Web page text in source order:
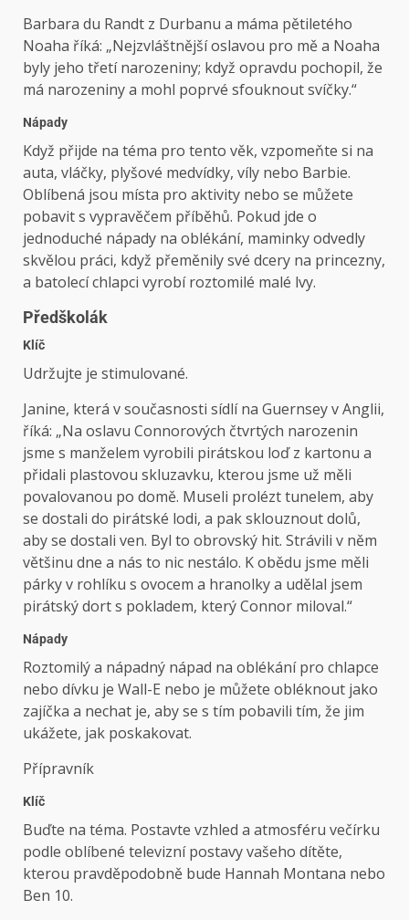
Barbara du Randt z Durbanu a máma pětiletého
Noaha říká: „Nejzvláštnější oslavou pro mě a Noaha
byly jeho třetí narozeniny; když opravdu pochopil, že
má narozeniny a mohl poprvé sfouknout svíčky.“
Nápady
Když přijde na téma pro tento věk, vzpomeňte si na
auta, vláčky, plyšové medvídky, víly nebo Barbie.
Oblíbená jsou místa pro aktivity nebo se můžete
pobavit s vypravěčem příběhů. Pokud jde o
jednoduché nápady na oblékání, maminky odvedly
skvělou práci, když přeměnily své dcery na princezny,
a batolecí chlapci vyrobí roztomilé malé lvy.
Předškolák
Klíč
Udržujte je stimulované.
Janine, která v současnosti sídlí na Guernsey v Anglii,
říká: „Na oslavu Connorových čtvrtých narozenin
jsme s manželem vyrobili pirátskou loď z kartonu a
přidali plastovou skluzavku, kterou jsme už měli
povalovanou po domě. Museli prolézt tunelem, aby
se dostali do pirátské lodi, a pak sklouznout dolů,
aby se dostali ven. Byl to obrovský hit. Strávili v něm
většinu dne a nás to nic nestálo. K obědu jsme měli
párky v rohlíku s ovocem a hranolky a udělal jsem
pirátský dort s pokladem, který Connor miloval.“
Nápady
Roztomilý a nápadný nápad na oblékání pro chlapce
nebo dívku je Wall-E nebo je můžete obléknout jako
zajíčka a nechat je, aby se s tím pobavili tím, že jim
ukážete, jak poskakovat.
Přípravník
Klíč
Buďte na téma. Postavte vzhled a atmosféru večírku
podle oblíbené televizní postavy vašeho dítěte,
kterou pravděpodobně bude Hannah Montana nebo
Ben 10.